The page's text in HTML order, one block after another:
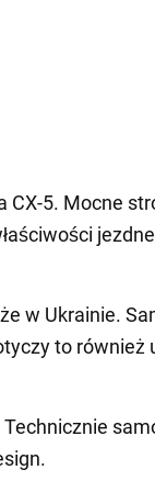
CX-5. Mocne
w Ukrainie.
to również